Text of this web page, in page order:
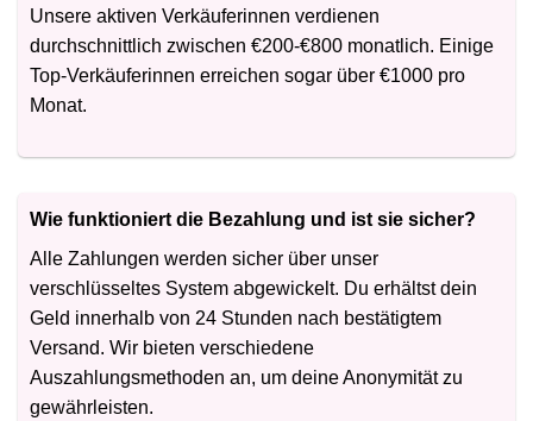
Unsere aktiven Verkäuferinnen verdienen
durchschnittlich zwischen €200-€800 monatlich. Einige
Top-Verkäuferinnen erreichen sogar über €1000 pro
Monat.
Wie funktioniert die Bezahlung und ist sie sicher?
Alle Zahlungen werden sicher über unser
verschlüsseltes System abgewickelt. Du erhältst dein
Geld innerhalb von 24 Stunden nach bestätigtem
Versand. Wir bieten verschiedene
Auszahlungsmethoden an, um deine Anonymität zu
gewährleisten.